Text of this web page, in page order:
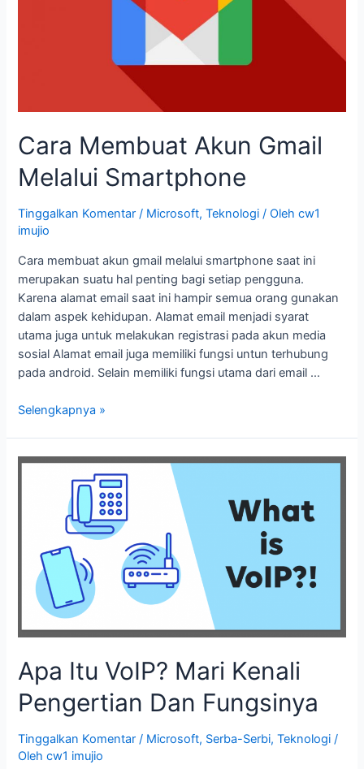
Cara Membuat Akun Gmail
Melalui Smartphone
Tinggalkan Komentar / Microsoft,Teknologi / Olehcw1
imujio
Cara membuat akun gmail melalui smartphone saat ini
merupakan suatu hal penting bagi setiap pengguna.
Karena alamat email saat ini hampir semua orang gunakan
dalam aspek kehidupan. Alamat email menjadi syarat
utama juga untuk melakukan registrasi pada akun media
sosial Alamat email juga memiliki fungsi untun terhubung
pada android. Selain memiliki fungsi utama dari email …
Selengkapnya »
Apa Itu VoIP? Mari Kenali
Pengertian Dan Fungsinya
Tinggalkan Komentar / Microsoft, Serba-Serbi,Teknologi /
Olehcw1 imujio
Apa
Pengertian
Dan
Fungsinya